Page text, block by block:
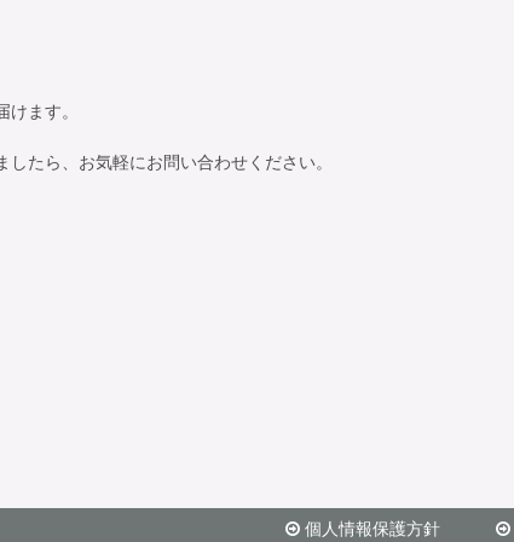
ます。
たら、お気軽にお問い合わせください。
個人情報保護方針